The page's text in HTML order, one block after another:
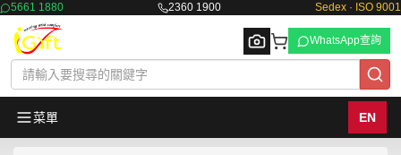
5661 1880 2360 1900 Sedex · ISO 9001
WhatsApp查詢
菜單 EN